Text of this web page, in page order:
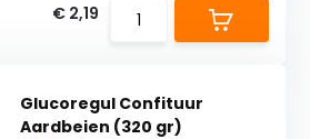
€ 2,19
Glucoregul Confituur
Aardbeien (320 gr)